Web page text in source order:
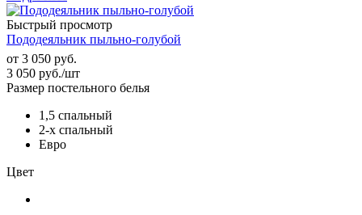
Быстрый просмотр
Пододеяльник пыльно-голубой
от 3 050 руб.
3 050 руб./шт
Размер постельного белья
1,5 спальный
2-х спальный
Евро
Цвет